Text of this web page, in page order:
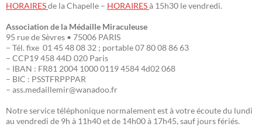
HORAIRESde la Chapelle – HORAIRESà 15h30 le vendredi.
Association de la Médaille Miraculeuse
95 rue de Sèvres • 75006 PARIS
– Tél. fixe 01 45 48 08 32 ; portable 07 80 08 86 63
– CCP19 458 44D 020 Paris
– IBAN : FR81 2004 1000 0119 4584 4d02 068
– BIC : PSSTFRPPPAR
– ass.medaillemir@wanadoo.fr
Notre service téléphonique normalement est à votre écoute du lundi
au vendredi de 9h à 11h40 et de 14h00 à 17h45, sauf jours fériés.